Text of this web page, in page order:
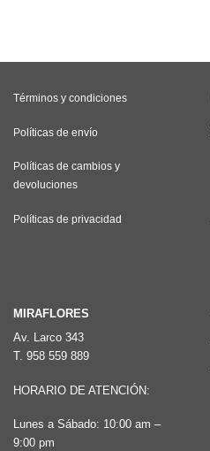
Términos y condiciones
Políticas de envío
Políticas de cambios y
devoluciones
Políticas de privacidad
MIRAFLORES
Av. Larco 343
T. 958 559 889
HORARIO DE ATENCIÓN:
Lunes a Sábado: 10:00 am –
9:00 pm